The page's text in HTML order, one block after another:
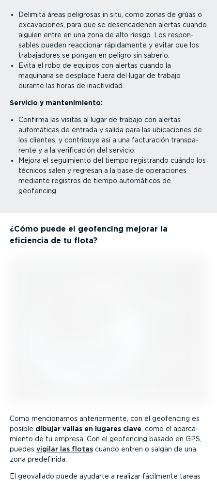
Delimita áreas peligrosas in situ, como zonas de grúas o
excava­ciones, para que se desen­ca­denen alertas cuando
alguien entre en una zona de alto riesgo. Los respon­
sables pueden reaccionar rápidamente y evitar que los
traba­ja­dores se pongan en peligro sin saberlo.
Evita el robo de equipos con alertas cuando la
maquinaria se desplace fuera del lugar de trabajo
durante las horas de inactividad.
Servicio y mante­ni­miento:
Confirma las visitas al lugar de trabajo con alertas
automáticas de entrada y salida para las ubicaciones de
los clientes, y contribuye así a una facturación trans­pa­
rente y a la verifi­cación del servicio.
Mejora el seguimiento del tiempo registrando cuándo los
técnicos salen y regresan a la base de operaciones
mediante registros de tiempo automáticos de
geofencing.
¿Cómo puede el geofencing mejorar la
eficiencia de tu flota?
Como mencionamos anterior­mente, con el geofencing es
posible dibujar vallas en lugares clave , como el aparca­
miento de tu empresa. Con el geofencing basado en GPS,
puedes vigilar las flotas cuando entren o salgan de una
zona predefinida.
El geovallado puede ayudarte a realizar fácilmente tareas